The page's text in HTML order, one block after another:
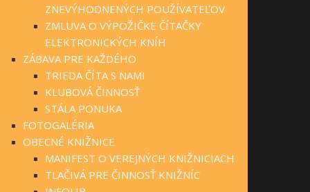
ZNEVÝHODNENÝCH POUŽÍVATEĽOV
ZMLUVA O VÝPOŽIČKE ČÍTAČKY
ELEKTRONICKÝCH KNÍH
ZÁBAVA PRE KAŽDÉHO
TRIEDA ČÍTA S NAMI
KLUBOVÁ ČINNOSŤ
STÁLA PONUKA
FOTOGALÉRIA
OBECNÉ KNIŽNICE
MANIFEST O VEREJNÝCH KNIŽNICIACH
TLAČIVÁ PRE ČINNOSŤ KNIŽNÍC